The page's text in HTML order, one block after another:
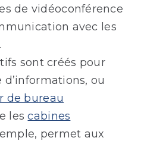
de vidéoconférence
avec les
sont créés pour
ou
de bureau
lescabines
permet aux